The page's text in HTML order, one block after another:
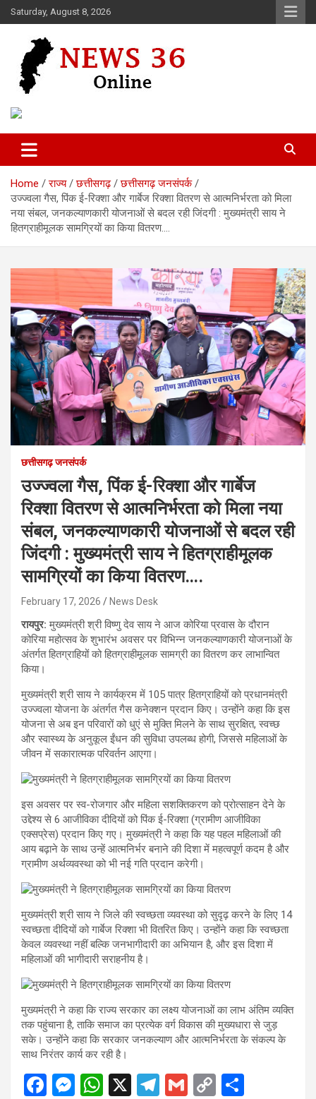
Skip
to
Saturday, August 8, 2026
News 36
Home राज्य छत्तीसगढ़
छत्तीसगढ़ जनसंपर्क
उज्ज्वला गैस, पिंक ई-रिक्शा और गार्बेज रिक्शा वितरण से आत्मनिर्भरता को मिला
नया संबल, जनकल्याणकारी योजनाओं से बदल रही जिंदगी : मुख्यमंत्री साय ने
हितग्राहीमूलक सामग्रियों का किया वितरण….
छत्तीसगढ़ जनसंपर्क
उज्ज्वला गैस, पिंक ई-रिक्शा और गार्बेज
रिक्शा वितरण से आत्मनिर्भरता को मिला नया
संबल, जनकल्याणकारी योजनाओं से बदल रही
जिंदगी : मुख्यमंत्री साय ने हितग्राहीमूलक
सामग्रियों का किया वितरण….
February 17, 2026 News Desk
रायपुर:मुख्यमंत्री श्री विष्णु देव साय ने आज कोरिया प्रवास के दौरान
कोरिया महोत्सव के शुभारंभ अवसर पर विभिन्न जनकल्याणकारी योजनाओं के
अंतर्गत हितग्राहियों को हितग्राहीमूलक सामग्री का वितरण कर लाभान्वित
किया।
मुख्यमंत्री श्री साय ने कार्यक्रम में 105 पात्र हितग्राहियों को प्रधानमंत्री
उज्ज्वला योजना के अंतर्गत गैस कनेक्शन प्रदान किए। उन्होंने कहा कि इस
योजना से अब इन परिवारों को धुएं से मुक्ति मिलने के साथ सुरक्षित, स्वच्छ
और स्वास्थ्य के अनुकूल ईंधन की सुविधा उपलब्ध होगी, जिससे महिलाओं के
जीवन में सकारात्मक परिवर्तन आएगा।
इस अवसर पर स्व-रोजगार और महिला सशक्तिकरण को प्रोत्साहन देने के
उद्देश्य से 6 आजीविका दीदियों को पिंक ई-रिक्शा (ग्रामीण आजीविका
एक्सप्रेस) प्रदान किए गए। मुख्यमंत्री ने कहा कि यह पहल महिलाओं की
आय बढ़ाने के साथ उन्हें आत्मनिर्भर बनाने की दिशा में महत्वपूर्ण कदम है और
ग्रामीण अर्थव्यवस्था को भी नई गति प्रदान करेगी।
मुख्यमंत्री श्री साय ने जिले की स्वच्छता व्यवस्था को सुदृढ़ करने के लिए 14
स्वच्छता दीदियों को गार्बेज रिक्शा भी वितरित किए। उन्होंने कहा कि स्वच्छता
केवल व्यवस्था नहीं बल्कि जनभागीदारी का अभियान है, और इस दिशा में
महिलाओं की भागीदारी सराहनीय है।
मुख्यमंत्री ने कहा कि राज्य सरकार का लक्ष्य योजनाओं का लाभ अंतिम व्यक्ति
तक पहुंचाना है, ताकि समाज का प्रत्येक वर्ग विकास की मुख्यधारा से जुड़
सके। उन्होंने कहा कि सरकार जनकल्याण और आत्मनिर्भरता के संकल्प के
साथ निरंतर कार्य कर रही है।
F
M W X
T
G
C